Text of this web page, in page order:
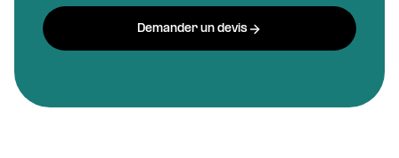
Demander un devis